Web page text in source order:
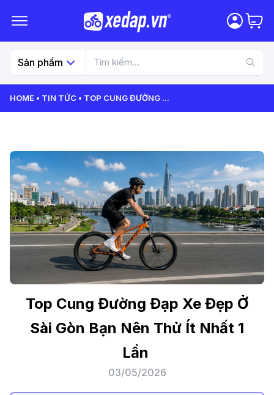
Sản phẩm
HOME TIN TỨC TOP CUNG ĐƯỜNG ...
Top Cung Đường Đạp Xe Đẹp Ở
Sài Gòn Bạn Nên Thử Ít Nhất 1
Lần
03/05/2026